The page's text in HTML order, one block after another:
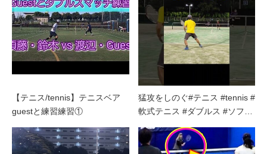
【テニス/tennis】テニスベア
guestと練習練習①
猛攻をしのぐ#テニス #tennis #
軟式テニス #ダブルス #ソフ…